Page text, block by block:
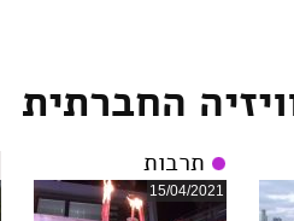
החברתית
תרבות
15/04/2021